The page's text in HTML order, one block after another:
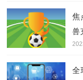
焦
兽
全